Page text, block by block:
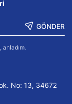
GÖNDER
anladım.
No: 13, 34672